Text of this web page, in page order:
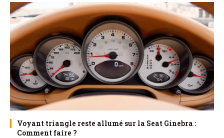
Voyant triangle reste allumé sur la Seat Ginebra :
Comment faire ?